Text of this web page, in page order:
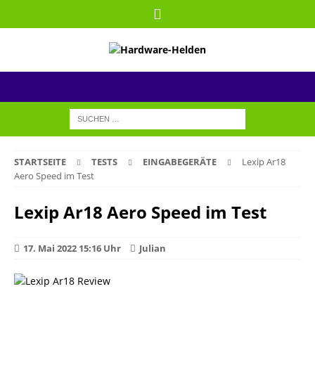
STARTSEITE TESTS EINGABEGERÄTE
Lexip Ar18
Aero Speed im Test
Lexip Ar18 Aero Speed im Test
17. Mai 2022 15:16 Uhr Julian